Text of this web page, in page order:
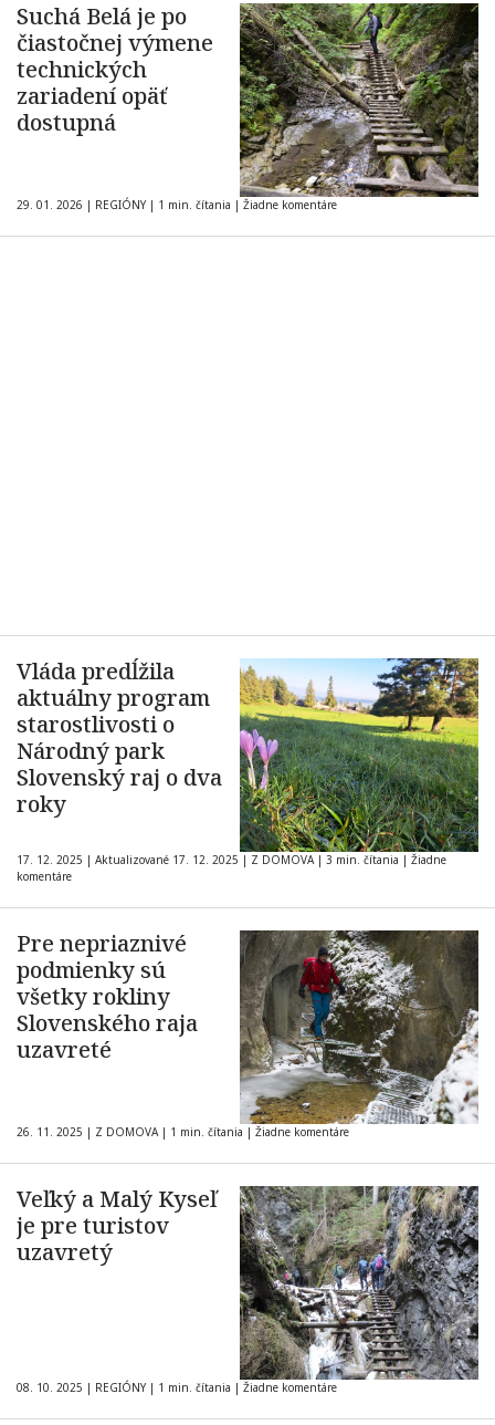
Suchá Belá je po
čiastočnej výmene
technických
zariadení opäť
dostupná
29. 01. 2026 | REGIÓNY | 1 min. čítania | Žiadne komentáre
Vláda predĺžila
aktuálny program
starostlivosti o
Národný park
Slovenský raj o dva
roky
17. 12. 2025 | Aktualizované 17. 12. 2025 | Z DOMOVA | 3 min. čítania | Žiadne
komentáre
Pre nepriaznivé
podmienky sú
všetky rokliny
Slovenského raja
uzavreté
26. 11. 2025 | Z DOMOVA | 1 min. čítania | Žiadne komentáre
Veľký a Malý Kyseľ
je pre turistov
uzavretý
08. 10. 2025 | REGIÓNY | 1 min. čítania | Žiadne komentáre